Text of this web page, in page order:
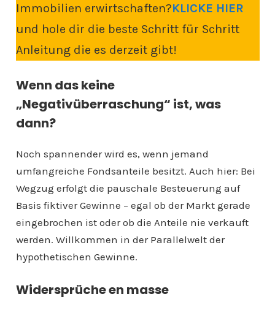
Immobilien erwirtschaften?KLICKE HIER
und hole dir die beste Schritt für Schritt
Anleitung die es derzeit gibt!
Wenn das keine
„Negativüberraschung“ ist, was
dann?
Noch spannender wird es, wenn jemand
umfangreiche Fondsanteile besitzt. Auch hier: Bei
Wegzug erfolgt die pauschale Besteuerung auf
Basis fiktiver Gewinne – egal ob der Markt gerade
eingebrochen ist oder ob die Anteile nie verkauft
werden. Willkommen in der Parallelwelt der
hypothetischen Gewinne.
Widersprüche en masse